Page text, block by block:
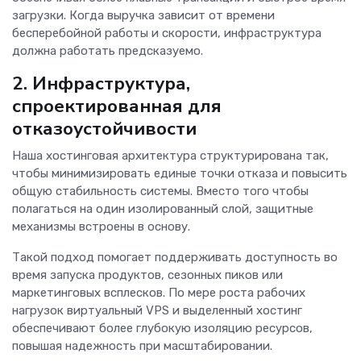
загрузки. Когда выручка зависит от времени
бесперебойной работы и скорости, инфраструктура
должна работать предсказуемо.
2. Инфраструктура,
спроектированная для
отказоустойчивости
Наша хостинговая архитектура структурирована так,
чтобы минимизировать единые точки отказа и повысить
общую стабильность системы. Вместо того чтобы
полагаться на один изолированный слой, защитные
механизмы встроены в основу.
Такой подход помогает поддерживать доступность во
время запуска продуктов, сезонных пиков или
маркетинговых всплесков. По мере роста рабочих
нагрузок виртуальный VPS и выделенный хостинг
обеспечивают более глубокую изоляцию ресурсов,
повышая надежность при масштабировании.